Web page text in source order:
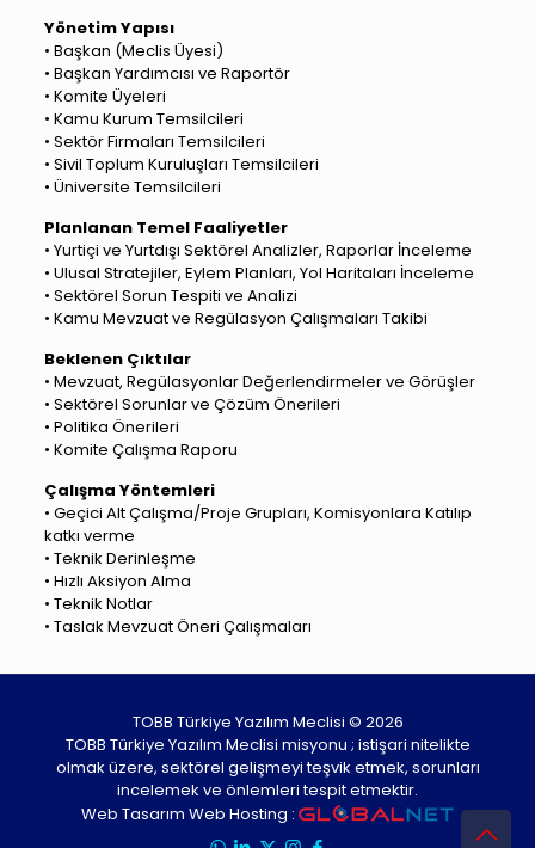
Yönetim Yapısı
• Başkan (Meclis Üyesi)
• Başkan Yardımcısı ve Raportör
• Komite Üyeleri
• Kamu Kurum Temsilcileri
• Sektör Firmaları Temsilcileri
• Sivil Toplum Kuruluşları Temsilcileri
• Üniversite Temsilcileri
Planlanan Temel Faaliyetler
• Yurtiçi ve Yurtdışı Sektörel Analizler, Raporlar İnceleme
• Ulusal Stratejiler, Eylem Planları, Yol Haritaları İnceleme
• Sektörel Sorun Tespiti ve Analizi
• Kamu Mevzuat ve Regülasyon Çalışmaları Takibi
Beklenen Çıktılar
• Mevzuat, Regülasyonlar Değerlendirmeler ve Görüşler
• Sektörel Sorunlar ve Çözüm Önerileri
• Politika Önerileri
• Komite Çalışma Raporu
Çalışma Yöntemleri
• Geçici Alt Çalışma/Proje Grupları, Komisyonlara Katılıp
katkı verme
• Teknik Derinleşme
• Hızlı Aksiyon Alma
• Teknik Notlar
• Taslak Mevzuat Öneri Çalışmaları
TOBB Türkiye Yazılım Meclisi © 2026
TOBB Türkiye Yazılım Meclisi misyonu ; istişari nitelikte
olmak üzere, sektörel gelişmeyi teşvik etmek, sorunları
incelemek ve önlemleri tespit etmektir.
Web Tasarım Web Hosting :